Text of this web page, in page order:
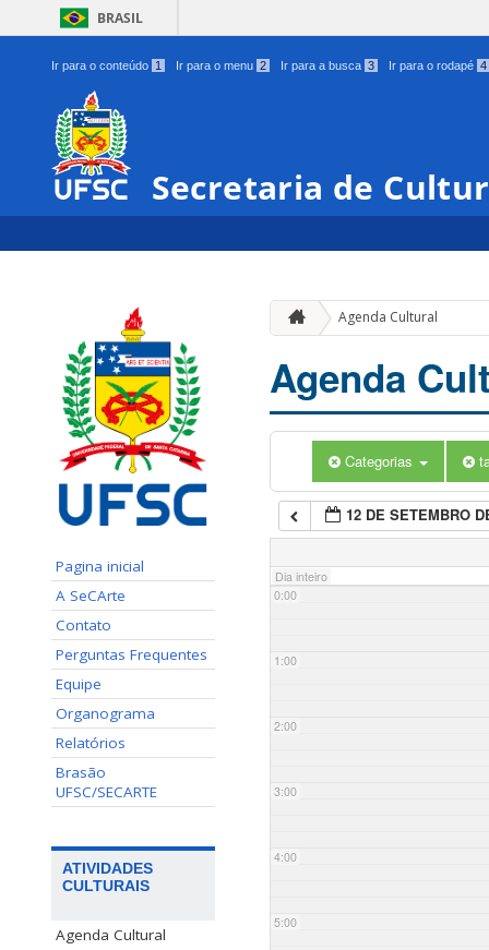
BRASIL
Ir para o conteúdo 1 Ir para o menu 2 Ir para a busca 3 Ir para o rodapé 4
Secretaria de
Pagina inicial
A SeCArte
Contato
Perguntas Frequentes
Equipe
Organograma
Relatórios
Brasão
UFSC/SECARTE
ATIVIDADES
CULTURAIS
Agenda Cultural
Agenda Cultural
Agenda
Categorias
12 DE SETEMBRO
Dia inteiro
0:00
1:00
2:00
3:00
4:00
5:00